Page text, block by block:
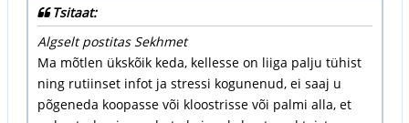
Tsitaat:
Algselt postitas Sekhmet
Ma mõtlen ükskõik keda, kellesse on liiga palju tühist
ning rutiinset infot ja stressi kogunenud, ei saaj u
põgeneda koopasse või kloostrisse või palmi alla, et